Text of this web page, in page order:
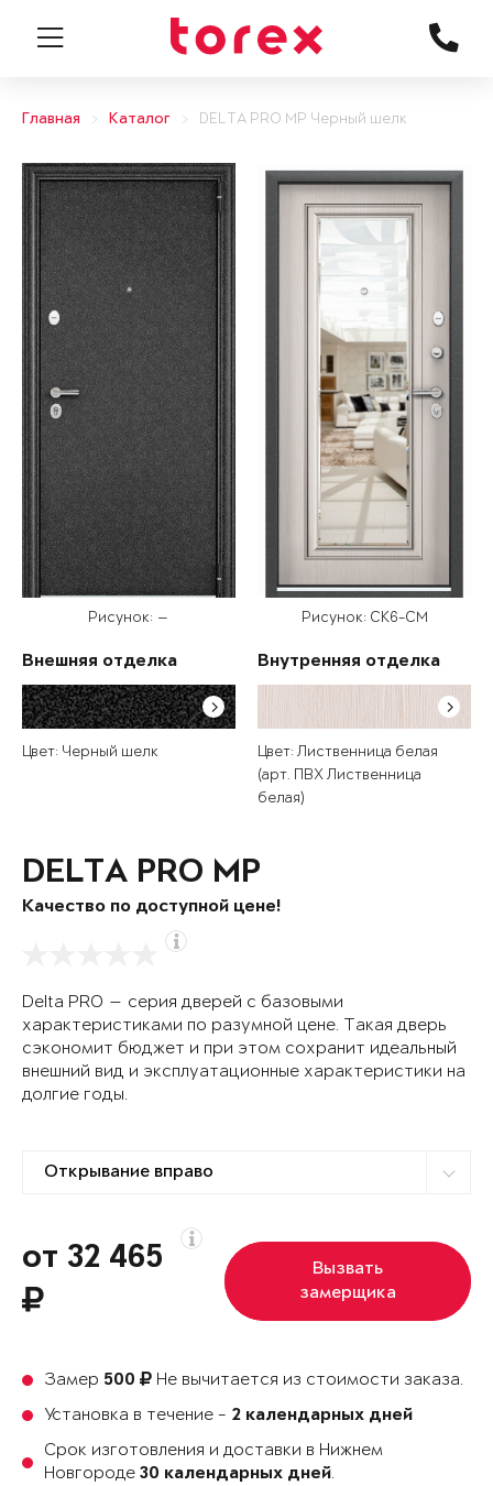
Главная Каталог DELTA PRO MP Черный шелк
Рисунок: —
Внешняя отделка
Цвет: Черный шелк
Рисунок: СК6-СМ
Внутренняя отделка
Цвет: Лиственница белая
(арт. ПВХ Лиственница
белая)
DELTA PRO MP
Качество по доступной цене!
Delta PRO — серия дверей с базовыми
характеристиками по разумной цене. Такая дверь
сэкономит бюджет и при этом сохранит идеальный
внешний вид и эксплуатационные характеристики на
долгие годы.
от 32 465
Вызвать
замерщика
Замер 500
Не вычитается из стоимости заказа.
Установка в течение - 2 календарных дней
Срок изготовления и доставки в Нижнем
Новгороде 30 календарных дней.